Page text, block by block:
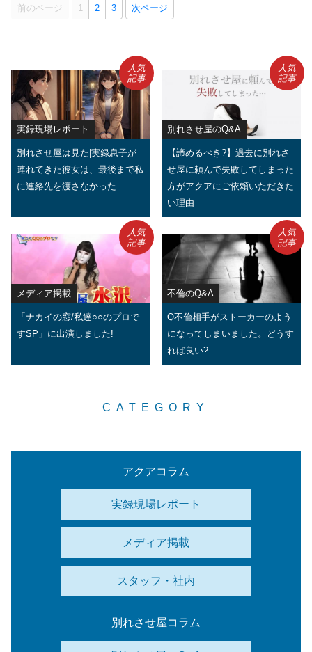
前のページ 1 2 3 次ページ
実録現場レポート
別れさせ屋は見た|実録息子が
連れてきた彼女は、最後まで私
に連絡先を渡さなかった
人気
記事
別れさせ屋のQ&A
【諦めるべき?】過去に別れさ
せ屋に頼んで失敗してしまった
方がアクアにご依頼いただきた
い理由
人気
記事
メディア掲載
「ナカイの窓/私達○○のプロで
すSP」に出演しました!
人気
記事
不倫のQ&A
Q不倫相手がストーカーのよう
になってしまいました。どうす
れば良い?
人気
記事
CATEGORY
アクアコラム
実録現場レポート
メディア掲載
スタッフ・社内
別れさせ屋コラム